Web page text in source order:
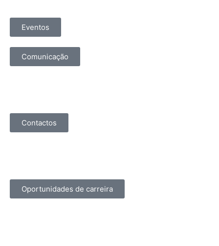
Eventos
Comunicação
Contactos
Oportunidades de carreira